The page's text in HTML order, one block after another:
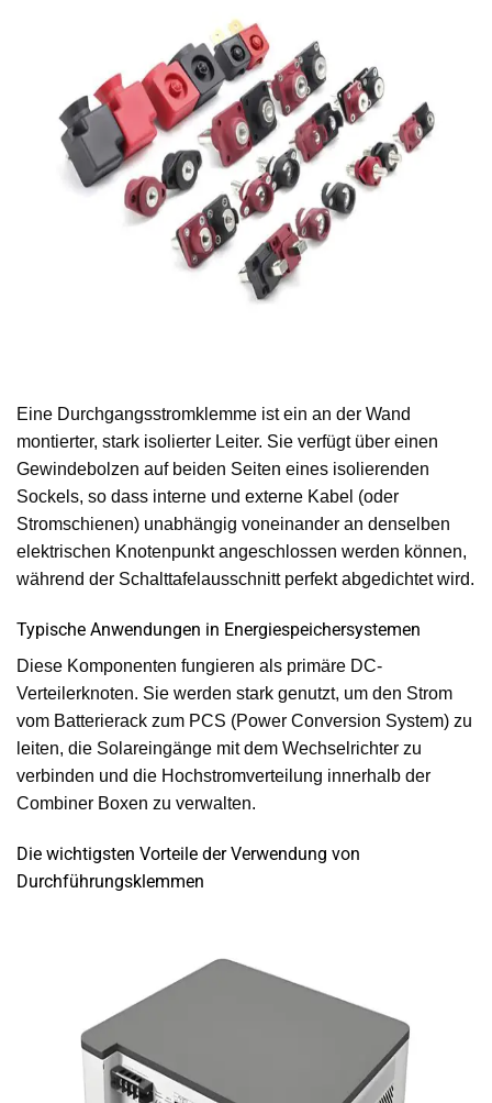
Eine Durchgangsstromklemme ist ein an der Wand
montierter, stark isolierter Leiter. Sie verfügt über einen
Gewindebolzen auf beiden Seiten eines isolierenden
Sockels, so dass interne und externe Kabel (oder
Stromschienen) unabhängig voneinander an denselben
elektrischen Knotenpunkt angeschlossen werden können,
während der Schalttafelausschnitt perfekt abgedichtet wird.
Typische Anwendungen in Energiespeichersystemen
Diese Komponenten fungieren als primäre DC-
Verteilerknoten. Sie werden stark genutzt, um den Strom
vom Batterierack zum PCS (Power Conversion System) zu
leiten, die Solareingänge mit dem Wechselrichter zu
verbinden und die Hochstromverteilung innerhalb der
Combiner Boxen zu verwalten.
Die wichtigsten Vorteile der Verwendung von
Durchführungsklemmen